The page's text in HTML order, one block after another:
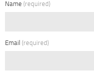
Name (required)
Email (required)